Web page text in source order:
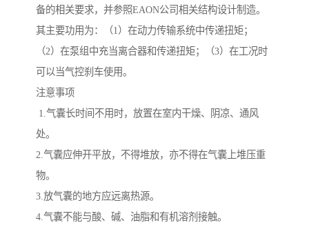
备的相关要求，并参照EAON公司相关结构设计制造。
其主要功用为：（1）在动力传输系统中传递扭矩；
（2）在泵组中充当离合器和传递扭矩；（3）在工况时
可以当气控刹车使用。
注意事项
1.气囊长时间不用时，放置在室内干燥、阴凉、通风
处。
2.气囊应伸开平放，不得堆放，亦不得在气囊上堆压重
物。
3.放气囊的地方应远离热源。
4.气囊不能与酸、碱、油脂和有机溶剂接触。